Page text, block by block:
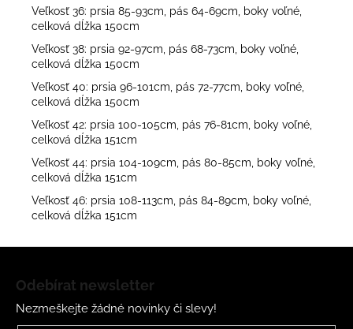
Veľkosť 36: prsia 85-93cm, pás 64-69cm, boky voľné,
celková dĺžka 150cm
Veľkosť 38: prsia 92-97cm, pás 68-73cm, boky voľné,
celková dĺžka 150cm
Veľkosť 40: prsia 96-101cm, pás 72-77cm, boky voľné,
celková dĺžka 150cm
Veľkosť 42: prsia 100-105cm, pás 76-81cm, boky voľné,
celková dĺžka 151cm
Veľkosť 44: prsia 104-109cm, pás 80-85cm, boky voľné,
celková dĺžka 151cm
Veľkosť 46: prsia 108-113cm, pás 84-89cm, boky voľné,
celková dĺžka 151cm
Odebírat newsletter
Nezmeškejte žádné novinky či slevy!